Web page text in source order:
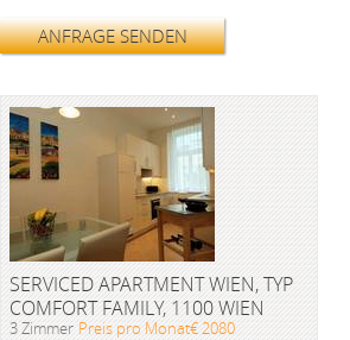
ANFRAGE SENDEN
SERVICED APARTMENT WIEN, TYP
COMFORT FAMILY, 1100 WIEN
3 Zimmer Preis pro Monat€ 2080